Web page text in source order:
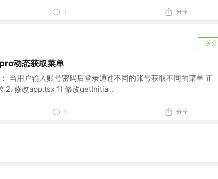
1 分享
关注
动态获取菜单
当用户输入账号密码后登录通过不同的账号获取不同的菜单 正
2. 修改app.tsx 1) 修改getInitia...
1 分享